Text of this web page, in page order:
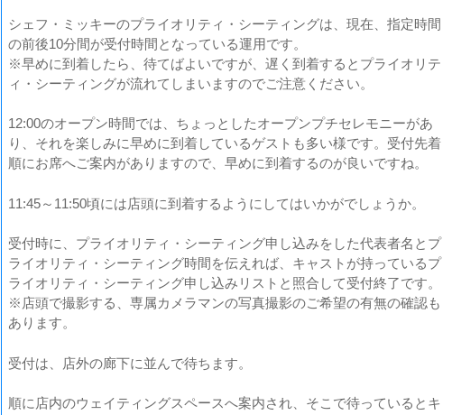
シェフ・ミッキーのプライオリティ・シーティングは、現在、指定時間
の前後10分間が受付時間となっている運用です。
※早めに到着したら、待てばよいですが、遅く到着するとプライオリテ
ィ・シーティングが流れてしまいますのでご注意ください。
12:00のオープン時間では、ちょっとしたオープンプチセレモニーがあ
り、それを楽しみに早めに到着しているゲストも多い様です。受付先着
順にお席へご案内がありますので、早めに到着するのが良いですね。
11:45～11:50頃には店頭に到着するようにしてはいかがでしょうか。
受付時に、プライオリティ・シーティング申し込みをした代表者名とプ
ライオリティ・シーティング時間を伝えれば、キャストが持っているプ
ライオリティ・シーティング申し込みリストと照合して受付終了です。
※店頭で撮影する、専属カメラマンの写真撮影のご希望の有無の確認も
あります。
受付は、店外の廊下に並んで待ちます。
順に店内のウェイティングスペースへ案内され、そこで待っているとキ